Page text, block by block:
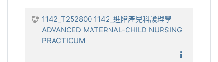
1142_T252800 1142_進階產兒科護理學
ADVANCED MATERNAL-CHILD NURSING
PRACTICUM